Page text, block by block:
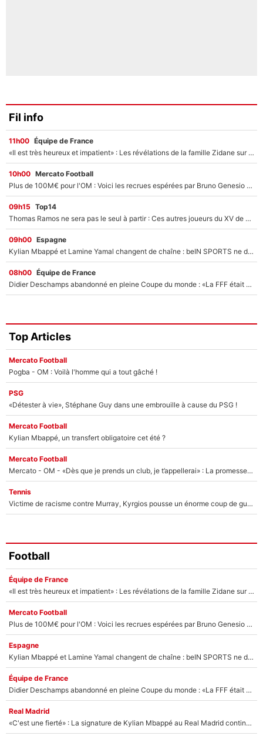
Fil info
11h00 Équipe de France
«Il est très heureux et impatient» : Les révélations de la famille Zidane sur sa prise de pouvoir en équipe de France !
10h00 Mercato Football
Plus de 100M€ pour l'OM : Voici les recrues espérées par Bruno Genesio et Grégory Lorenzi après l’opération dégraissage
09h15 Top14
Thomas Ramos ne sera pas le seul à partir : Ces autres joueurs du XV de France pourraient aussi quitter le Stade Toulousain, un club de Top 14 est déjà sur les rangs
09h00 Espagne
Kylian Mbappé et Lamine Yamal changent de chaîne : beIN SPORTS ne digère pas cette décision historique et prédit un fiasco pour la Liga
08h00 Équipe de France
Didier Deschamps abandonné en pleine Coupe du monde : «La FFF était déjà passée à Zinedine Zidane»
Top Articles
Mercato Football
Pogba - OM : Voilà l'homme qui a tout gâché !
PSG
«Détester à vie», Stéphane Guy dans une embrouille à cause du PSG !
Mercato Football
Kylian Mbappé, un transfert obligatoire cet été ?
Mercato Football
Mercato - OM - «Dès que je prends un club, je t’appellerai» : La promesse de Marcelino au moment de claquer la porte
Tennis
Victime de racisme contre Murray, Kyrgios pousse un énorme coup de gueule !
Football
Équipe de France
«Il est très heureux et impatient» : Les révélations de la famille Zidane sur sa prise de pouvoir en équipe de France !
Mercato Football
Plus de 100M€ pour l'OM : Voici les recrues espérées par Bruno Genesio et Grégory Lorenzi après l’opération dégraissage
Espagne
Kylian Mbappé et Lamine Yamal changent de chaîne : beIN SPORTS ne digère pas cette décision historique et prédit un fiasco pour la Liga
Équipe de France
Didier Deschamps abandonné en pleine Coupe du monde : «La FFF était déjà passée à Zinedine Zidane»
Real Madrid
«C'est une fierté» : La signature de Kylian Mbappé au Real Madrid continue de régaler l'Espagne